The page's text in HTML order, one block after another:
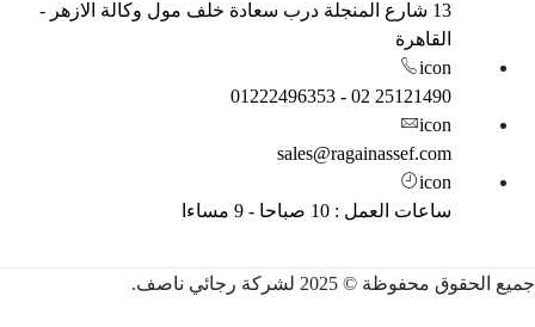
13 شارع المنجلة درب سعادة خلف مول وكالة الازهر -
القاهرة
icon
25121490 02 - 01222496353
icon
sales@ragainassef.com
icon
ساعات العمل : 10 صباحا - 9 مساءا
الحقوق محفوظة © 2025 لشركة رجائي ناصف.